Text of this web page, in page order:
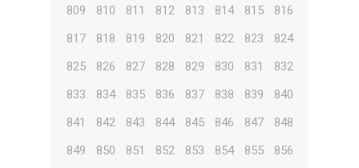
809
810 811 812 813 814 815
816
817
818 819 820 821 822 823
824
825
826 827 828 829 830 831
832
833
834 835 836 837 838 839
840
841
842 843 844 845 846 847
848
849
850 851 852 853 854 855
856